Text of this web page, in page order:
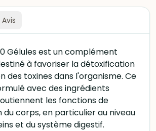
Avis
Gélules est un complément
à favoriser la détoxification
des toxines dans l'organisme. Ce
avec des ingrédients
les fonctions de
corps, en particulier au niveau
et du système digestif.